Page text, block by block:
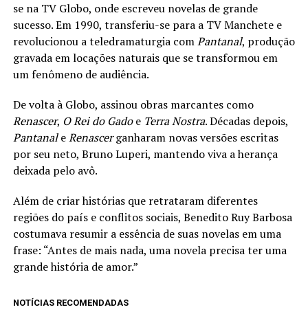
se na TV Globo, onde escreveu novelas de grande
sucesso. Em 1990, transferiu-se para a TV Manchete e
revolucionou a teledramaturgia comPantanal, produção
gravada em locações naturais que se transformou em
um fenômeno de audiência.
De volta à Globo, assinou obras marcantes como
Renascer, O Rei do Gadoe Terra Nostra. Décadas depois,
PantanaleRenascerganharam novas versões escritas
por seu neto, Bruno Luperi, mantendo viva a herança
deixada pelo avô.
Além de criar histórias que retrataram diferentes
regiões do país e conflitos sociais, Benedito Ruy Barbosa
costumava resumir a essência de suas novelas em uma
frase: “Antes de mais nada, uma novela precisa ter uma
grande história de amor.”
NOTÍCIAS RECOMENDADAS